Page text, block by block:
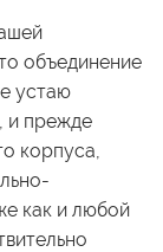
объединение
устаю
и прежде
корпуса,
как и любой